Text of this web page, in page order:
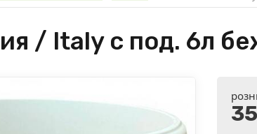
/ Italy с под. 6л